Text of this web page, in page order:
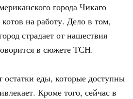
города Чикаго
на работу. Дело в том,
страдает от нашествия
в сюжете ТСН.
еды, которые доступны
Кроме того, сейчас в